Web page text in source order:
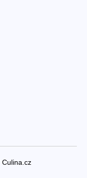
Culina.cz